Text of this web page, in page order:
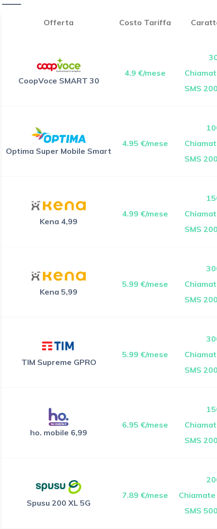
Offerta Costo Tariffa
CoopVoce SMART 30
4.9 €/mese
SMS
Optima Super Mobile Smart
4.95 €/mese
SMS
Kena 4,99
4.99 €/mese
SMS
Kena 5,99
5.99 €/mese
SMS
TIM Supreme GPRO
5.99 €/mese
SMS
ho. mobile 6,99
6.95 €/mese
SMS
Spusu 200 XL 5G
7.89 €/mese
SMS